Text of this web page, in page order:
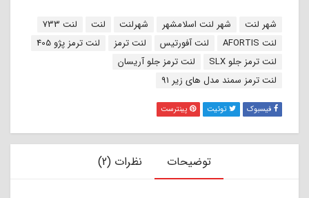
برچسب:
شهر لنت شهر لنت اسلامشهر شهرلنت لنت
لنت 733
لنت AFORTIS
لنت آفورتیس لنت ترمز
لنت ترمز پژو 405
لنت ترمز جلو SLX
لنت ترمز جلو آریسان
لنت ترمز سمند مدل های زیر 91
فیسبوک توئیت پینترست
توضیحات نظرات (2)